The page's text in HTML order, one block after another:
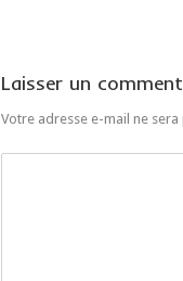
Laisser un
Votre adresse e-mail ne